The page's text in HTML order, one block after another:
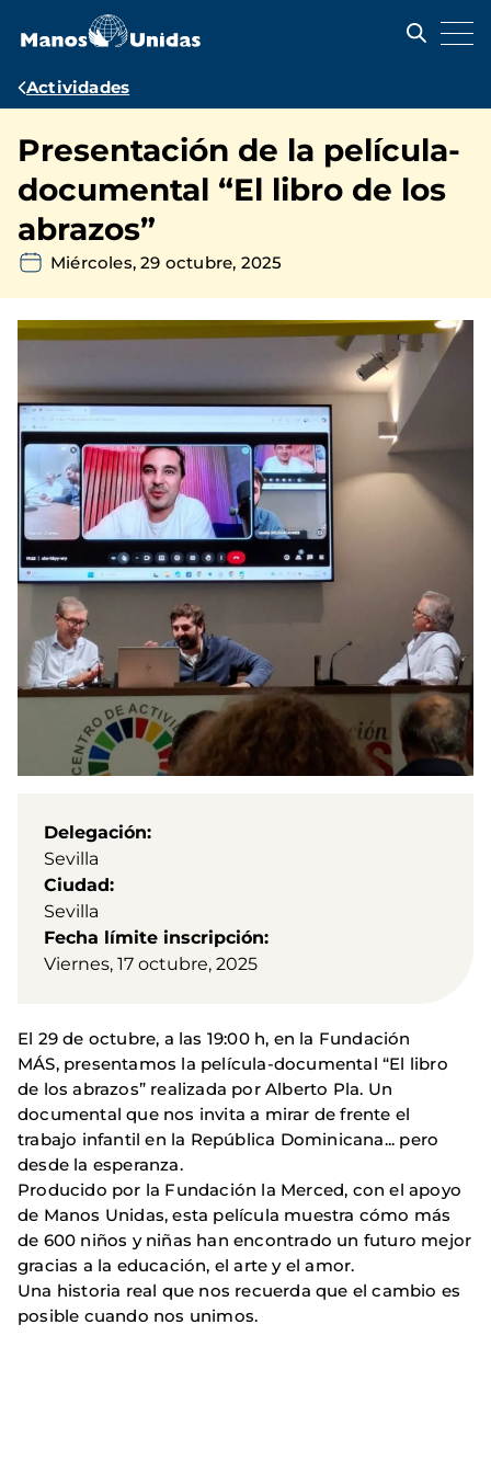
contenido
Ruta
navegación
Actividades
Presentación de la película-
documental “El libro de los
abrazos”
Miércoles, 29 octubre, 2025
Delegación
Sevilla
Ciudad
Sevilla
Fecha límite inscripción
Viernes, 17 octubre, 2025
El 29 de octubre, a las 19:00 h, en la Fundación
MÁS, presentamos la película-documental “El libro
de los abrazos” realizada por Alberto Pla. Un
documental que nos invita a mirar de frente el
trabajo infantil en la República Dominicana... pero
desde la esperanza.
Producido por la Fundación la Merced, con el apoyo
de Manos Unidas, esta película muestra cómo más
de 600 niños y niñas han encontrado un futuro mejor
gracias a la educación, el arte y el amor.
Una historia real que nos recuerda que el cambio es
posible cuando nos unimos.